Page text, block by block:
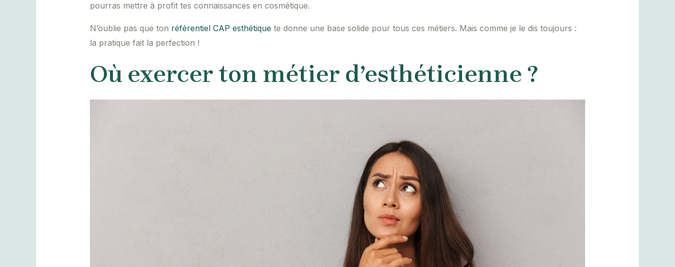
pourras mettre à profit tes connaissances en cosmétique.
N’oublie pas que ton référentiel CAP esthétique te donne une base solide pour tous ces métiers. Mais comme je le dis toujours :
la pratique fait la perfection !
Où exercer ton métier d’esthéticienne ?